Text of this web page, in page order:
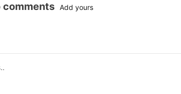
comments Add yours